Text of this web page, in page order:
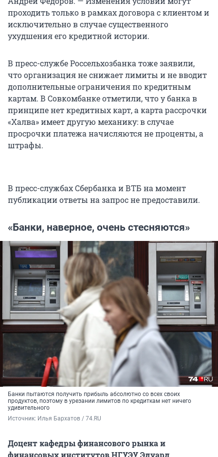
проходить только в рамках договора с клиентом и
исключительно в случае существенного
ухудшения его кредитной истории.
В пресс-службе Россельхозбанка тоже заявили,
что организация не снижает лимиты и не вводит
дополнительные ограничения по кредитным
картам. В Совкомбанке отметили, что у банка в
принципе нет кредитных карт, а карта рассрочки
«Халва» имеет другую механику: в случае
просрочки платежа начисляются не проценты, а
штрафы.
В пресс-службах Сбербанка и ВТБ на момент
публикации ответы на запрос не предоставили.
«Банки, наверное, очень стесняются»
Банки пытаются получить прибыль абсолютно со всех своих
продуктов, поэтому в урезании лимитов по кредиткам нет ничего
удивительного
Источник: Илья Бархатов / 74.RU
Доцент кафедры финансового рынка и